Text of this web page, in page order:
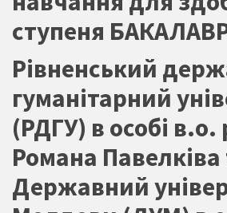
ступеня
Рівненський
гуманітарний
(РДГУ) в особі в.о.
Романа Павелківа
Державний